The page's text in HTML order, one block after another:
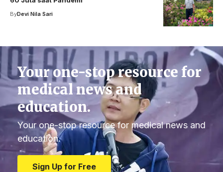
ByDevi Nila Sari
Your one-stop resource for
medical news and
education.
Your one-stop resource for medical news and
education.
Sign Up for Free